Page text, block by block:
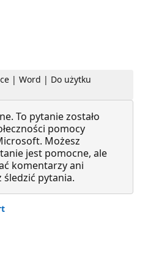
| Word | Do użytku
To pytanie zostało
pomocy
Możesz
jest pomocne, ale
komentarzy ani
pytania.